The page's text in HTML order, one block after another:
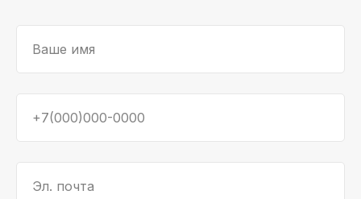
Ваше имя
+7(000)000-0000
Эл. почта